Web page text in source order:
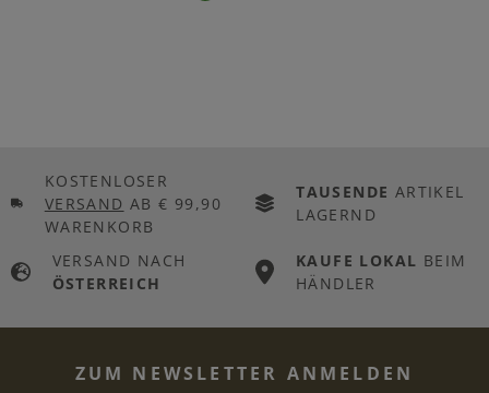
KOSTENLOSER
VERSAND AB € 99,90
WARENKORB
TAUSENDE ARTIKEL
LAGERND
VERSAND NACH
ÖSTERREICH
KAUFE LOKAL BEIM
HÄNDLER
ZUM NEWSLETTER ANMELDEN